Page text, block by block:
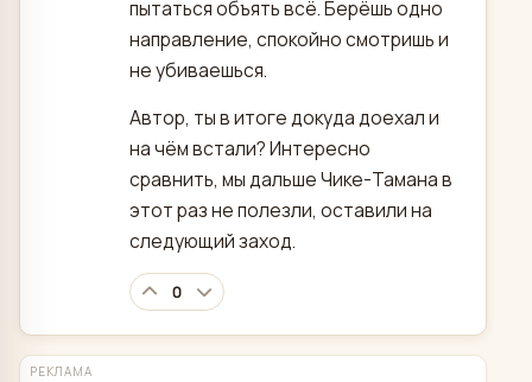
пытаться объять всё. Берёшь одно
направление, спокойно смотришь и
не убиваешься.
Автор, ты в итоге докуда доехал и
на чём встали? Интересно
сравнить, мы дальше Чике-Тамана в
этот раз не полезли, оставили на
следующий заход.
0
РЕКЛАМА